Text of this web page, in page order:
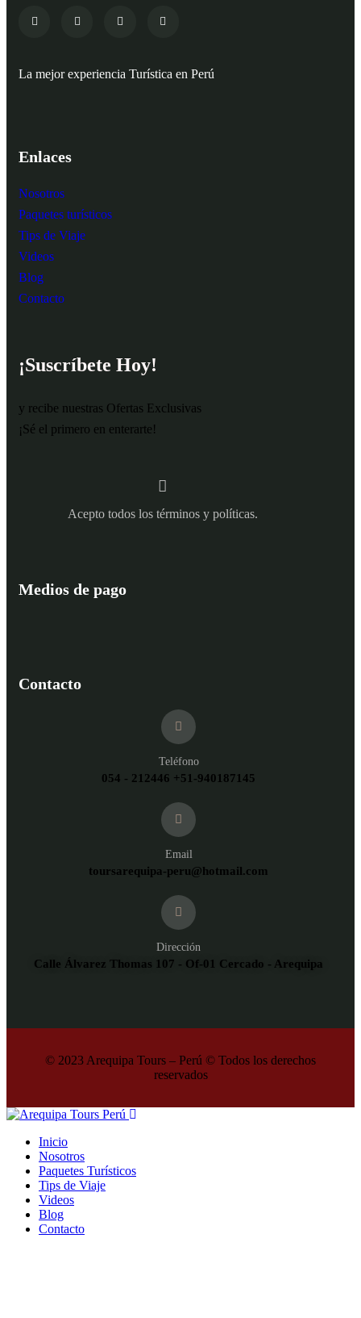
La mejor experiencia Turística en Perú
Enlaces
Nosotros
Paquetes turísticos
Tips de Viaje
Videos
Blog
Contacto
¡Suscríbete Hoy!
y recibe nuestras Ofertas Exclusivas
¡Sé el primero en enterarte!
Acepto todos los términos y políticas.
Medios de pago
Contacto
Teléfono
054 - 212446 +51-940187145
Email
toursarequipa-peru@hotmail.com
Dirección
Calle Álvarez Thomas 107 - Of-01 Cercado - Arequipa
© 2023 Arequipa Tours – Perú © Todos los derechos
reservados
Inicio
Nosotros
Paquetes Turísticos
Tips de Viaje
Videos
Blog
Contacto